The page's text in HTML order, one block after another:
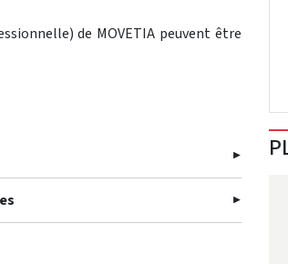
de MOVETIA peuvent être